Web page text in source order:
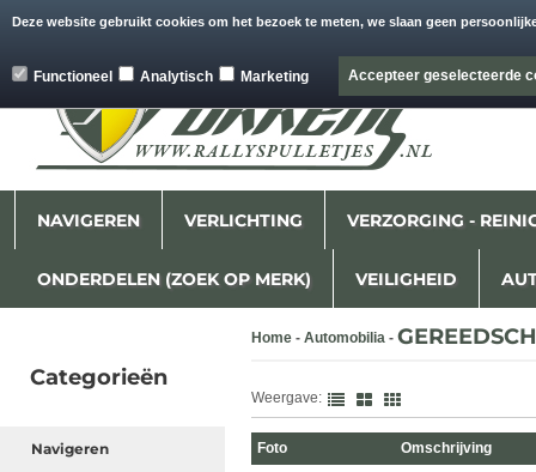
Beginpagina Contact Rally Agenda
NAVIGEREN VERLICHTING VERZORGING -
ONDERDELEN (ZOEK OP MERK) VEILIGHEID
Categorieën
Navigeren
Home - Automobilia -
Weergave:
Foto Omschrijving
Deze website gebruikt cookies om het bezoek te meten, we slaan geen
Functioneel Analytisch Marketing Accepteer geselecteerde